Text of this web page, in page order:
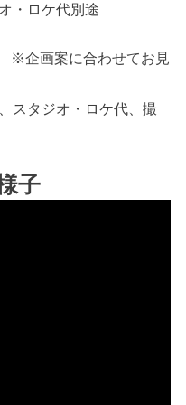
・ロケ代別途
※企画案に合わせてお見
スタジオ・ロケ代、撮
子